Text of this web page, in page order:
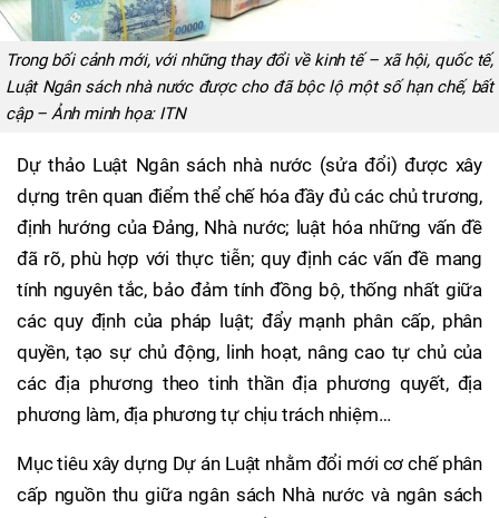
Trong bối cảnh mới, với những thay đổi về kinh tế – xã hội, quốc tế,
Luật Ngân sách nhà nước được cho đã bộc lộ một số hạn chế, bất
cập – Ảnh minh họa: ITN
Dự thảo Luật Ngân sách nhà nước (sửa đổi) được xây
dựng trên quan điểm thể chế hóa đầy đủ các chủ trương,
định hướng của Đảng, Nhà nước; luật hóa những vấn đề
đã rõ, phù hợp với thực tiễn; quy định các vấn đề mang
tính nguyên tắc, bảo đảm tính đồng bộ, thống nhất giữa
các quy định của pháp luật; đẩy mạnh phân cấp, phân
quyền, tạo sự chủ động, linh hoạt, nâng cao tự chủ của
các địa phương theo tinh thần địa phương quyết, địa
phương làm, địa phương tự chịu trách nhiệm…
Mục tiêu xây dựng Dự án Luật nhằm đổi mới cơ chế phân
cấp nguồn thu giữa ngân sách Nhà nước và ngân sách